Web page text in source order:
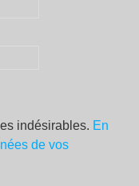
indésirables. En
de vos